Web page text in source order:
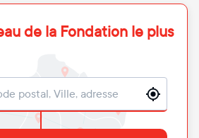
de la Fondation le plus